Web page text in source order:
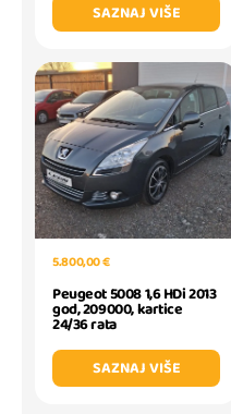
SAZNAJ VIŠE
5.800,00 €
Peugeot 5008 1,6 HDi 2013
god, 209000, kartice
24/36 rata
SAZNAJ VIŠE